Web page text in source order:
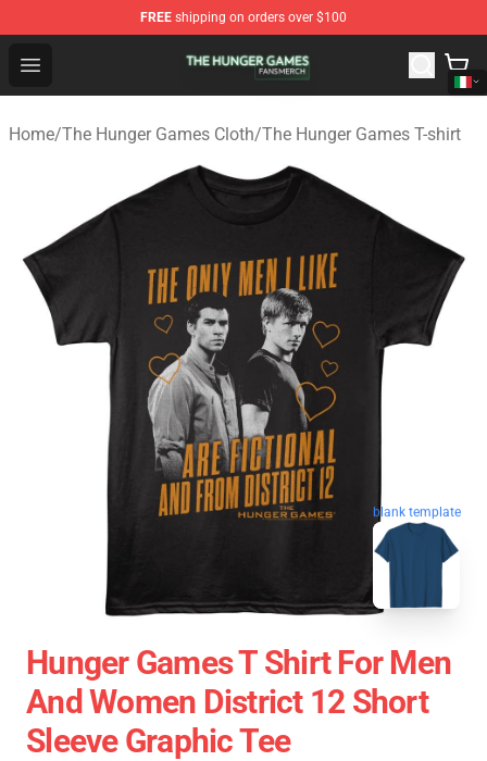
FREE shipping on orders over $100
Open menu
The Hunger Games Shop - Official The Hunger Games
Home/The Hunger Games Cloth/The Hunger Games T-shirt
blank template
Hunger Games T Shirt For Men
And Women District 12 Short
Sleeve Graphic Tee